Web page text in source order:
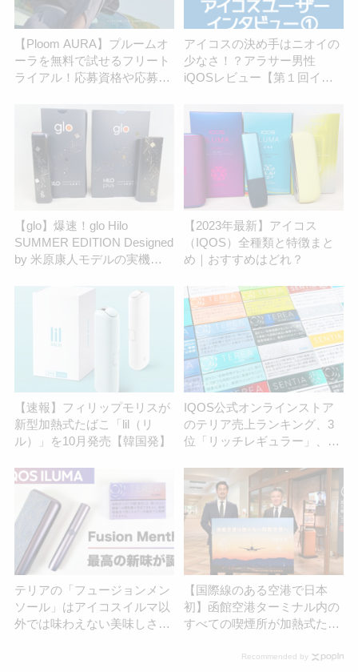
【Ploom AURA】プルームオ
ーラを無料で試せるフリート
ライアル！応募資格や応募方
アイコスの決め手はニオイの
少なさ！？アラサー男性
iQOSレビュー【第１回イン
【glo】爆速！glo Hilo
SUMMER EDITION Designed
by 米原康人モデルの実機レ
オンライン発売は7月1日
（水）から | アイコスさん
【2023年最新】アイコス
（IQOS）全種類と特徴まと
め｜おすすめはどれ？
【速報】フィリップモリスが
新型加熱式たばこ「lil（リ
ル）」を10月発売【韓国発】
IQOS公式オンラインストア
のテリア売上ランキング、3
位「リッチレギュラー」、2
テリアの「フュージョンメン
ソール」はアイコスイルマ以
外では味わえない美味しさだ
【国際線のある空港で日本
初】函館空港ターミナル内の
すべての喫煙所が加熱式たば
Recommended by